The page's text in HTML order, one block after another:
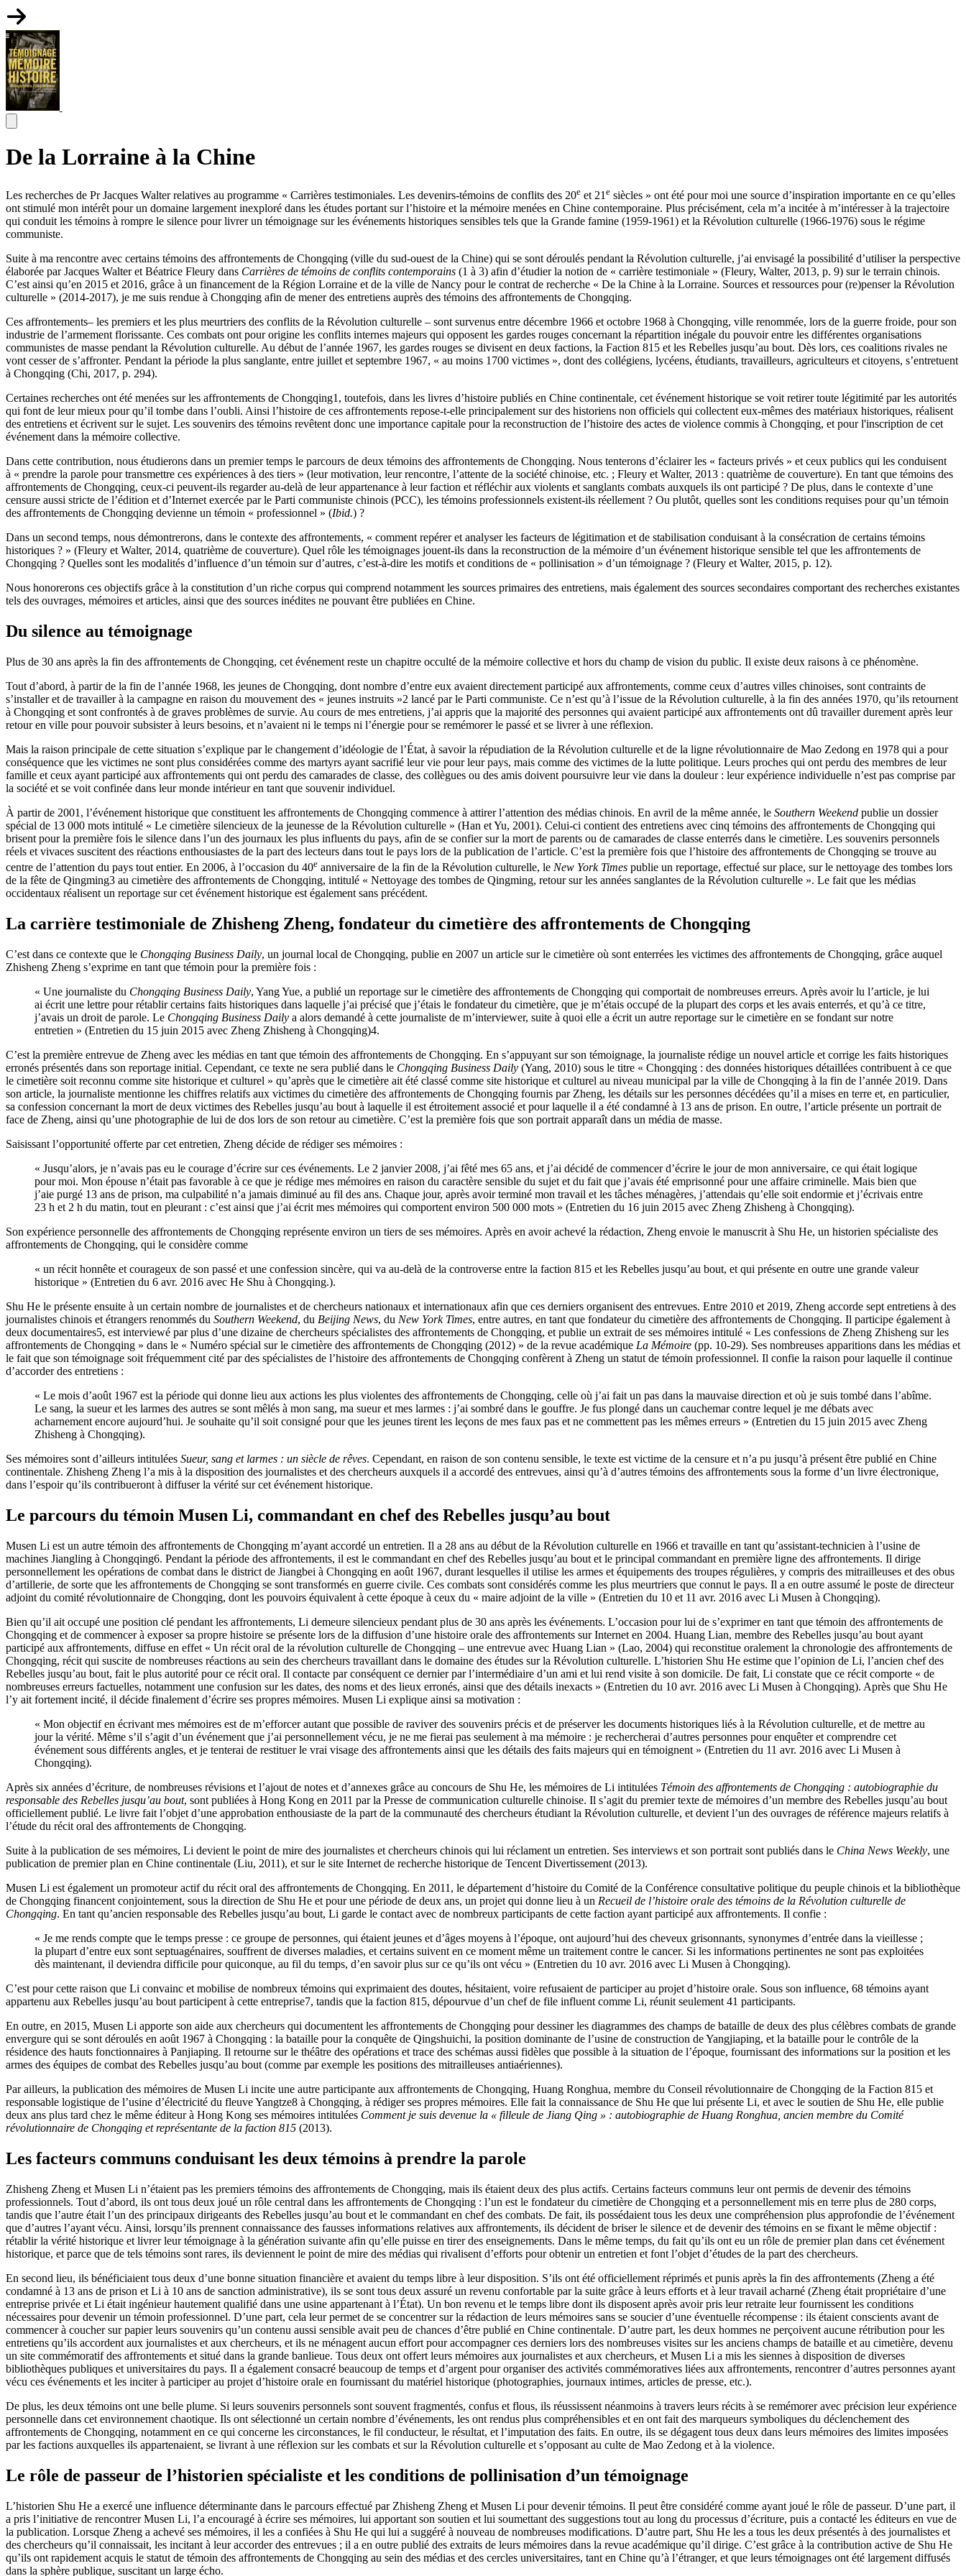
De la Lorraine à la Chine
Les recherches de Pr Jacques Walter relatives au programme « Carrières testimoniales. Les devenirs-témoins de conflits des 20e et 21 e siècles » ont été pour moi une source d’inspiration importante en ce qu’elles
ont stimulé mon intérêt pour un domaine largement inexploré dans les études portant sur l’histoire et la mémoire menées en Chine contemporaine. Plus précisément, cela m’a incitée à m’intéresser à la trajectoire
qui conduit les témoins à rompre le silence pour livrer un témoignage sur les événements historiques sensibles tels que la Grande famine (1959-1961) et la Révolution culturelle (1966-1976) sous le régime
communiste.
Suite à ma rencontre avec certains témoins des affrontements de Chongqing (ville du sud-ouest de la Chine) qui se sont déroulés pendant la Révolution culturelle, j’ai envisagé la possibilité d’utiliser la perspective
élaborée par Jacques Walter et Béatrice Fleury dans Carrières de témoins de conflits contemporains (1 à 3) afin d’étudier la notion de « carrière testimoniale » (Fleury, Walter, 2013, p. 9) sur le terrain chinois.
C’est ainsi qu’en 2015 et 2016, grâce à un financement de la Région Lorraine et de la ville de Nancy pour le contrat de recherche « De la Chine à la Lorraine. Sources et ressources pour (re)penser la Révolution
culturelle » (2014-2017), je me suis rendue à Chongqing afin de mener des entretiens auprès des témoins des affrontements de Chongqing.
Ces affrontements– les premiers et les plus meurtriers des conflits de la Révolution culturelle – sont survenus entre décembre 1966 et octobre 1968 à Chongqing, ville renommée, lors de la guerre froide, pour son
industrie de l’armement florissante. Ces combats ont pour origine les conflits internes majeurs qui opposent les gardes rouges concernant la répartition inégale du pouvoir entre les différentes organisations
communistes de masse pendant la Révolution culturelle. Au début de l’année 1967, les gardes rouges se divisent en deux factions, la Faction 815 et les Rebelles jusqu’au bout. Dès lors, ces coalitions rivales ne
vont cesser de s’affronter. Pendant la période la plus sanglante, entre juillet et septembre 1967, « au moins 1700 victimes », dont des collégiens, lycéens, étudiants, travailleurs, agriculteurs et citoyens, s’entretuent
à Chongqing (Chi, 2017, p. 294).
Certaines recherches ont été menées sur les affrontements de Chongqing1 , toutefois, dans les livres d’histoire publiés en Chine continentale, cet événement historique se voit retirer toute légitimité par les autorités
qui font de leur mieux pour qu’il tombe dans l’oubli. Ainsi l’histoire de ces affrontements repose-t-elle principalement sur des historiens non officiels qui collectent eux-mêmes des matériaux historiques, réalisent
des entretiens et écrivent sur le sujet. Les souvenirs des témoins revêtent donc une importance capitale pour la reconstruction de l’histoire des actes de violence commis à Chongqing, et pour l'inscription de cet
événement dans la mémoire collective.
Dans cette contribution, nous étudierons dans un premier temps le parcours de deux témoins des affrontements de Chongqing. Nous tenterons d’éclairer les « facteurs privés » et ceux publics qui les conduisent
à « prendre la parole pour transmettre ces expériences à des tiers » (leur motivation, leur rencontre, l’attente de la société chinoise, etc. ; Fleury et Walter, 2013 : quatrième de couverture). En tant que témoins des
affrontements de Chongqing, ceux-ci peuvent-ils regarder au-delà de leur appartenance à leur faction et réfléchir aux violents et sanglants combats auxquels ils ont participé ? De plus, dans le contexte d’une
censure aussi stricte de l’édition et d’Internet exercée par le Parti communiste chinois (PCC), les témoins professionnels existent-ils réellement ? Ou plutôt, quelles sont les conditions requises pour qu’un témoin
des affrontements de Chongqing devienne un témoin « professionnel » (Ibid.) ?
Dans un second temps, nous démontrerons, dans le contexte des affrontements, « comment repérer et analyser les facteurs de légitimation et de stabilisation conduisant à la consécration de certains témoins
historiques ? » (Fleury et Walter, 2014, quatrième de couverture). Quel rôle les témoignages jouent-ils dans la reconstruction de la mémoire d’un événement historique sensible tel que les affrontements de
Chongqing ? Quelles sont les modalités d’influence d’un témoin sur d’autres, c’est-à-dire les motifs et conditions de « pollinisation » d’un témoignage ? (Fleury et Walter, 2015, p. 12).
Nous honorerons ces objectifs grâce à la constitution d’un riche corpus qui comprend notamment les sources primaires des entretiens, mais également des sources secondaires comportant des recherches existantes
tels des ouvrages, mémoires et articles, ainsi que des sources inédites ne pouvant être publiées en Chine.
Du silence au témoignage
Plus de 30 ans après la fin des affrontements de Chongqing, cet événement reste un chapitre occulté de la mémoire collective et hors du champ de vision du public. Il existe deux raisons à ce phénomène.
Tout d’abord, à partir de la fin de l’année 1968, les jeunes de Chongqing, dont nombre d’entre eux avaient directement participé aux affrontements, comme ceux d’autres villes chinoises, sont contraints de
s’installer et de travailler à la campagne en raison du mouvement des « jeunes instruits »2 lancé par le Parti communiste. Ce n’est qu’à l’issue de la Révolution culturelle, à la fin des années 1970, qu’ils retournent
à Chongqing et sont confrontés à de graves problèmes de survie. Au cours de mes entretiens, j’ai appris que la majorité des personnes qui avaient participé aux affrontements ont dû travailler durement après leur
retour en ville pour pouvoir subsister à leurs besoins, et n’avaient ni le temps ni l’énergie pour se remémorer le passé et se livrer à une réflexion.
Mais la raison principale de cette situation s’explique par le changement d’idéologie de l’État, à savoir la répudiation de la Révolution culturelle et de la ligne révolutionnaire de Mao Zedong en 1978 qui a pour
conséquence que les victimes ne sont plus considérées comme des martyrs ayant sacrifié leur vie pour leur pays, mais comme des victimes de la lutte politique. Leurs proches qui ont perdu des membres de leur
famille et ceux ayant participé aux affrontements qui ont perdu des camarades de classe, des collègues ou des amis doivent poursuivre leur vie dans la douleur : leur expérience individuelle n’est pas comprise par
la société et se voit confinée dans leur monde intérieur en tant que souvenir individuel.
À partir de 2001, l’événement historique que constituent les affrontements de Chongqing commence à attirer l’attention des médias chinois. En avril de la même année, le Southern Weekend publie un dossier
spécial de 13 000 mots intitulé « Le cimetière silencieux de la jeunesse de la Révolution culturelle » (Han et Yu, 2001). Celui-ci contient des entretiens avec cinq témoins des affrontements de Chongqing qui
brisent pour la première fois le silence dans l’un des journaux les plus influents du pays, afin de se confier sur la mort de parents ou de camarades de classe enterrés dans le cimetière. Les souvenirs personnels
réels et vivaces suscitent des réactions enthousiastes de la part des lecteurs dans tout le pays lors de la publication de l’article. C’est la première fois que l’histoire des affrontements de Chongqing se trouve au
centre de l’attention du pays tout entier. En 2006, à l’occasion du 40e anniversaire de la fin de la Révolution culturelle, le New York Times publie un reportage, effectué sur place, sur le nettoyage des tombes lors
de la fête de Qingming3 au cimetière des affrontements de Chongqing, intitulé « Nettoyage des tombes de Qingming, retour sur les années sanglantes de la Révolution culturelle ». Le fait que les médias
occidentaux réalisent un reportage sur cet événement historique est également sans précédent.
La carrière testimoniale de Zhisheng Zheng, fondateur du cimetière des affrontements de Chongqing
C’est dans ce contexte que le Chongqing Business Daily, un journal local de Chongqing, publie en 2007 un article sur le cimetière où sont enterrées les victimes des affrontements de Chongqing, grâce auquel
Zhisheng Zheng s’exprime en tant que témoin pour la première fois :
« Une journaliste du Chongqing Business Daily, Yang Yue, a publié un reportage sur le cimetière des affrontements de Chongqing qui comportait de nombreuses erreurs. Après avoir lu l’article, je lui
ai écrit une lettre pour rétablir certains faits historiques dans laquelle j’ai précisé que j’étais le fondateur du cimetière, que je m’étais occupé de la plupart des corps et les avais enterrés, et qu’à ce titre,
j’avais un droit de parole. Le Chongqing Business Daily a alors demandé à cette journaliste de m’interviewer, suite à quoi elle a écrit un autre reportage sur le cimetière en se fondant sur notre
entretien » (Entretien du 15 juin 2015 avec Zheng Zhisheng à Chongqing)4.
C’est la première entrevue de Zheng avec les médias en tant que témoin des affrontements de Chongqing. En s’appuyant sur son témoignage, la journaliste rédige un nouvel article et corrige les faits historiques
erronés présentés dans son reportage initial. Cependant, ce texte ne sera publié dans le Chongqing Business Daily (Yang, 2010) sous le titre « Chongqing : des données historiques détaillées contribuent à ce que
le cimetière soit reconnu comme site historique et culturel » qu’après que le cimetière ait été classé comme site historique et culturel au niveau municipal par la ville de Chongqing à la fin de l’année 2019. Dans
son article, la journaliste mentionne les chiffres relatifs aux victimes du cimetière des affrontements de Chongqing fournis par Zheng, les détails sur les personnes décédées qu’il a mises en terre et, en particulier,
sa confession concernant la mort de deux victimes des Rebelles jusqu’au bout à laquelle il est étroitement associé et pour laquelle il a été condamné à 13 ans de prison. En outre, l’article présente un portrait de
face de Zheng, ainsi qu’une photographie de lui de dos lors de son retour au cimetière. C’est la première fois que son portrait apparaît dans un média de masse.
Saisissant l’opportunité offerte par cet entretien, Zheng décide de rédiger ses mémoires :
« Jusqu’alors, je n’avais pas eu le courage d’écrire sur ces événements. Le 2 janvier 2008, j’ai fêté mes 65 ans, et j’ai décidé de commencer d’écrire le jour de mon anniversaire, ce qui était logique
pour moi. Mon épouse n’était pas favorable à ce que je rédige mes mémoires en raison du caractère sensible du sujet et du fait que j’avais été emprisonné pour une affaire criminelle. Mais bien que
j’aie purgé 13 ans de prison, ma culpabilité n’a jamais diminué au fil des ans. Chaque jour, après avoir terminé mon travail et les tâches ménagères, j’attendais qu’elle soit endormie et j’écrivais entre
23 h et 2 h du matin, tout en pleurant : c’est ainsi que j’ai écrit mes mémoires qui comportent environ 500 000 mots » (Entretien du 16 juin 2015 avec Zheng Zhisheng à Chongqing).
Son expérience personnelle des affrontements de Chongqing représente environ un tiers de ses mémoires. Après en avoir achevé la rédaction, Zheng envoie le manuscrit à Shu He, un historien spécialiste des
affrontements de Chongqing, qui le considère comme
« un récit honnête et courageux de son passé et une confession sincère, qui va au-delà de la controverse entre la faction 815 et les Rebelles jusqu’au bout, et qui présente en outre une grande valeur
historique » (Entretien du 6 avr. 2016 avec He Shu à Chongqing.).
Shu He le présente ensuite à un certain nombre de journalistes et de chercheurs nationaux et internationaux afin que ces derniers organisent des entrevues. Entre 2010 et 2019, Zheng accorde sept entretiens à des
journalistes chinois et étrangers renommés du Southern Weekend, du Beijing News, du New York Times, entre autres, en tant que fondateur du cimetière des affrontements de Chongqing. Il participe également à
deux documentaires5, est interviewé par plus d’une dizaine de chercheurs spécialistes des affrontements de Chongqing, et publie un extrait de ses mémoires intitulé « Les confessions de Zheng Zhisheng sur les
affrontements de Chongqing » dans le « Numéro spécial sur le cimetière des affrontements de Chongqing (2012) » de la revue académique La Mémoire (pp. 10-29). Ses nombreuses apparitions dans les médias et
le fait que son témoignage soit fréquemment cité par des spécialistes de l’histoire des affrontements de Chongqing confèrent à Zheng un statut de témoin professionnel. Il confie la raison pour laquelle il continue
d’accorder des entretiens :
« Le mois d’août 1967 est la période qui donne lieu aux actions les plus violentes des affrontements de Chongqing, celle où j’ai fait un pas dans la mauvaise direction et où je suis tombé dans l’abîme.
Le sang, la sueur et les larmes des autres se sont mêlés à mon sang, ma sueur et mes larmes : j’ai sombré dans le gouffre. Je fus plongé dans un cauchemar contre lequel je me débats avec
acharnement encore aujourd’hui. Je souhaite qu’il soit consigné pour que les jeunes tirent les leçons de mes faux pas et ne commettent pas les mêmes erreurs » (Entretien du 15 juin 2015 avec Zheng
Zhisheng à Chongqing).
Ses mémoires sont d’ailleurs intitulées Sueur, sang et larmes : un siècle de rêves. Cependant, en raison de son contenu sensible, le texte est victime de la censure et n’a pu jusqu’à présent être publié en Chine
continentale. Zhisheng Zheng l’a mis à la disposition des journalistes et des chercheurs auxquels il a accordé des entrevues, ainsi qu’à d’autres témoins des affrontements sous la forme d’un livre électronique,
dans l’espoir qu’ils contribueront à diffuser la vérité sur cet événement historique.
Le parcours du témoin Musen Li, commandant en chef des Rebelles jusqu’au bout
Musen Li est un autre témoin des affrontements de Chongqing m’ayant accordé un entretien. Il a 28 ans au début de la Révolution culturelle en 1966 et travaille en tant qu’assistant-technicien à l’usine de
machines Jiangling à Chongqing6. Pendant la période des affrontements, il est le commandant en chef des Rebelles jusqu’au bout et le principal commandant en première ligne des affrontements. Il dirige
personnellement les opérations de combat dans le district de Jiangbei à Chongqing en août 1967, durant lesquelles il utilise les armes et équipements des troupes régulières, y compris des mitrailleuses et des obus
d’artillerie, de sorte que les affrontements de Chongqing se sont transformés en guerre civile. Ces combats sont considérés comme les plus meurtriers que connut le pays. Il a en outre assumé le poste de directeur
adjoint du comité révolutionnaire de Chongqing, dont les pouvoirs équivalent à cette époque à ceux du « maire adjoint de la ville » (Entretien du 10 et 11 avr. 2016 avec Li Musen à Chongqing).
Bien qu’il ait occupé une position clé pendant les affrontements, Li demeure silencieux pendant plus de 30 ans après les événements. L’occasion pour lui de s’exprimer en tant que témoin des affrontements de
Chongqing et de commencer à exposer sa propre histoire se présente lors de la diffusion d’une histoire orale des affrontements sur Internet en 2004. Huang Lian, membre des Rebelles jusqu’au bout ayant
participé aux affrontements, diffuse en effet « Un récit oral de la révolution culturelle de Chongqing – une entrevue avec Huang Lian » (Lao, 2004) qui reconstitue oralement la chronologie des affrontements de
Chongqing, récit qui suscite de nombreuses réactions au sein des chercheurs travaillant dans le domaine des études sur la Révolution culturelle. L’historien Shu He estime que l’opinion de Li, l’ancien chef des
Rebelles jusqu’au bout, fait le plus autorité pour ce récit oral. Il contacte par conséquent ce dernier par l’intermédiaire d’un ami et lui rend visite à son domicile. De fait, Li constate que ce récit comporte « de
nombreuses erreurs factuelles, notamment une confusion sur les dates, des noms et des lieux erronés, ainsi que des détails inexacts » (Entretien du 10 avr. 2016 avec Li Musen à Chongqing). Après que Shu He
l’y ait fortement incité, il décide finalement d’écrire ses propres mémoires. Musen Li explique ainsi sa motivation :
« Mon objectif en écrivant mes mémoires est de m’efforcer autant que possible de raviver des souvenirs précis et de préserver les documents historiques liés à la Révolution culturelle, et de mettre au
jour la vérité. Même s’il s’agit d’un événement que j’ai personnellement vécu, je ne me fierai pas seulement à ma mémoire : je rechercherai d’autres personnes pour enquêter et comprendre cet
événement sous différents angles, et je tenterai de restituer le vrai visage des affrontements ainsi que les détails des faits majeurs qui en témoignent » (Entretien du 11 avr. 2016 avec Li Musen à
Chongqing).
Après six années d’écriture, de nombreuses révisions et l’ajout de notes et d’annexes grâce au concours de Shu He, les mémoires de Li intitulées Témoin des affrontements de Chongqing : autobiographie du
responsable des Rebelles jusqu’au bout, sont publiées à Hong Kong en 2011 par la Presse de communication culturelle chinoise. Il s’agit du premier texte de mémoires d’un membre des Rebelles jusqu’au bout
officiellement publié. Le livre fait l’objet d’une approbation enthousiaste de la part de la communauté des chercheurs étudiant la Révolution culturelle, et devient l’un des ouvrages de référence majeurs relatifs à
l’étude du récit oral des affrontements de Chongqing.
Suite à la publication de ses mémoires, Li devient le point de mire des journalistes et chercheurs chinois qui lui réclament un entretien. Ses interviews et son portrait sont publiés dans le China News Weekly, une
publication de premier plan en Chine continentale (Liu, 2011), et sur le site Internet de recherche historique de Tencent Divertissement (2013).
Musen Li est également un promoteur actif du récit oral des affrontements de Chongqing. En 2011, le département d’histoire du Comité de la Conférence consultative politique du peuple chinois et la bibliothèque
de Chongqing financent conjointement, sous la direction de Shu He et pour une période de deux ans, un projet qui donne lieu à un Recueil de l’histoire orale des témoins de la Révolution culturelle de
Chongqing. En tant qu’ancien responsable des Rebelles jusqu’au bout, Li garde le contact avec de nombreux participants de cette faction ayant participé aux affrontements. Il confie :
« Je me rends compte que le temps presse : ce groupe de personnes, qui étaient jeunes et d’âges moyens à l’époque, ont aujourd’hui des cheveux grisonnants, synonymes d’entrée dans la vieillesse ;
la plupart d’entre eux sont septuagénaires, souffrent de diverses maladies, et certains suivent en ce moment même un traitement contre le cancer. Si les informations pertinentes ne sont pas exploitées
dès maintenant, il deviendra difficile pour quiconque, au fil du temps, d’en savoir plus sur ce qu’ils ont vécu » (Entretien du 10 avr. 2016 avec Li Musen à Chongqing).
C’est pour cette raison que Li convainc et mobilise de nombreux témoins qui exprimaient des doutes, hésitaient, voire refusaient de participer au projet d’histoire orale. Sous son influence, 68 témoins ayant
appartenu aux Rebelles jusqu’au bout participent à cette entreprise7, tandis que la faction 815, dépourvue d’un chef de file influent comme Li, réunit seulement 41 participants.
En outre, en 2015, Musen Li apporte son aide aux chercheurs qui documentent les affrontements de Chongqing pour dessiner les diagrammes des champs de bataille de deux des plus célèbres combats de grande
envergure qui se sont déroulés en août 1967 à Chongqing : la bataille pour la conquête de Qingshuichi, la position dominante de l’usine de construction de Yangjiaping, et la bataille pour le contrôle de la
résidence des hauts fonctionnaires à Panjiaping. Il retourne sur le théâtre des opérations et trace des schémas aussi fidèles que possible à la situation de l’époque, fournissant des informations sur la position et les
armes des équipes de combat des Rebelles jusqu’au bout (comme par exemple les positions des mitrailleuses antiaériennes).
Par ailleurs, la publication des mémoires de Musen Li incite une autre participante aux affrontements de Chongqing, Huang Ronghua, membre du Conseil révolutionnaire de Chongqing de la Faction 815 et
responsable logistique de l’usine d’électricité du fleuve Yangtze8 à Chongqing, à rédiger ses propres mémoires. Elle fait la connaissance de Shu He que lui présente Li, et avec le soutien de Shu He, elle publie
deux ans plus tard chez le même éditeur à Hong Kong ses mémoires intitulées Comment je suis devenue la « filleule de Jiang Qing » : autobiographie de Huang Ronghua, ancien membre du Comité
révolutionnaire de Chongqing et représentante de la faction 815 (2013).
Les facteurs communs conduisant les deux témoins à prendre la parole
Zhisheng Zheng et Musen Li n’étaient pas les premiers témoins des affrontements de Chongqing, mais ils étaient deux des plus actifs. Certains facteurs communs leur ont permis de devenir des témoins
professionnels. Tout d’abord, ils ont tous deux joué un rôle central dans les affrontements de Chongqing : l’un est le fondateur du cimetière de Chongqing et a personnellement mis en terre plus de 280 corps,
tandis que l’autre était l’un des principaux dirigeants des Rebelles jusqu’au bout et le commandant en chef des combats. De fait, ils possédaient tous les deux une compréhension plus approfondie de l’événement
que d’autres l’ayant vécu. Ainsi, lorsqu’ils prennent connaissance des fausses informations relatives aux affrontements, ils décident de briser le silence et de devenir des témoins en se fixant le même objectif :
rétablir la vérité historique et livrer leur témoignage à la génération suivante afin qu’elle puisse en tirer des enseignements. Dans le même temps, du fait qu’ils ont eu un rôle de premier plan dans cet événement
historique, et parce que de tels témoins sont rares, ils deviennent le point de mire des médias qui rivalisent d’efforts pour obtenir un entretien et font l’objet d’études de la part des chercheurs.
En second lieu, ils bénéficiaient tous deux d’une bonne situation financière et avaient du temps libre à leur disposition. S’ils ont été officiellement réprimés et punis après la fin des affrontements (Zheng a été
condamné à 13 ans de prison et Li à 10 ans de sanction administrative), ils se sont tous deux assuré un revenu confortable par la suite grâce à leurs efforts et à leur travail acharné (Zheng était propriétaire d’une
entreprise privée et Li était ingénieur hautement qualifié dans une usine appartenant à l’État). Un bon revenu et le temps libre dont ils disposent après avoir pris leur retraite leur fournissent les conditions
nécessaires pour devenir un témoin professionnel. D’une part, cela leur permet de se concentrer sur la rédaction de leurs mémoires sans se soucier d’une éventuelle récompense : ils étaient conscients avant de
commencer à coucher sur papier leurs souvenirs qu’un contenu aussi sensible avait peu de chances d’être publié en Chine continentale. D’autre part, les deux hommes ne perçoivent aucune rétribution pour les
entretiens qu’ils accordent aux journalistes et aux chercheurs, et ils ne ménagent aucun effort pour accompagner ces derniers lors des nombreuses visites sur les anciens champs de bataille et au cimetière, devenu
un site commémoratif des affrontements et situé dans la grande banlieue. Tous deux ont offert leurs mémoires aux journalistes et aux chercheurs, et Musen Li a mis les siennes à disposition de diverses
bibliothèques publiques et universitaires du pays. Il a également consacré beaucoup de temps et d’argent pour organiser des activités commémoratives liées aux affrontements, rencontrer d’autres personnes ayant
vécu ces événements et les inciter à participer au projet d’histoire orale en fournissant du matériel historique (photographies, journaux intimes, articles de presse, etc.).
De plus, les deux témoins ont une belle plume. Si leurs souvenirs personnels sont souvent fragmentés, confus et flous, ils réussissent néanmoins à travers leurs récits à se remémorer avec précision leur expérience
personnelle dans cet environnement chaotique. Ils ont sélectionné un certain nombre d’événements, les ont rendus plus compréhensibles et en ont fait des marqueurs symboliques du déclenchement des
affrontements de Chongqing, notamment en ce qui concerne les circonstances, le fil conducteur, le résultat, et l’imputation des faits. En outre, ils se dégagent tous deux dans leurs mémoires des limites imposées
par les factions auxquelles ils appartenaient, se livrant à une réflexion sur les combats et sur la Révolution culturelle et s’opposant au culte de Mao Zedong et à la violence.
Le rôle de passeur de l’historien spécialiste et les conditions de pollinisation d’un témoignage
L’historien Shu He a exercé une influence déterminante dans le parcours effectué par Zhisheng Zheng et Musen Li pour devenir témoins. Il peut être considéré comme ayant joué le rôle de passeur. D’une part, il
a pris l’initiative de rencontrer Musen Li, l’a encouragé à écrire ses mémoires, lui apportant son soutien et lui soumettant des suggestions tout au long du processus d’écriture, puis a contacté les éditeurs en vue de
la publication. Lorsque Zheng a achevé ses mémoires, il les a confiées à Shu He qui lui a suggéré à nouveau de nombreuses modifications. D’autre part, Shu He les a tous les deux présentés à des journalistes et
des chercheurs qu’il connaissait, les incitant à leur accorder des entrevues ; il a en outre publié des extraits de leurs mémoires dans la revue académique qu’il dirige. C’est grâce à la contribution active de Shu He
qu’ils ont rapidement acquis le statut de témoin des affrontements de Chongqing au sein des médias et des cercles universitaires, tant en Chine qu’à l’étranger, et que leurs témoignages ont été largement diffusés
dans la sphère publique, suscitant un large écho.